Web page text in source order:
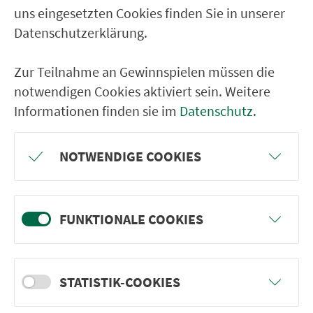
RÜCKFAHRT
Hilpoltstein Mittelschule
Hilpoltstein Bahnhof
Hilpoltstein Allersberger Str.
Heuberg (b.Hilpol.) Staatsstr.
Hilpoltstein Rother Str.
Eichelburg
Heubühl
Birkach/RH ROTHSEE
Abzw. Kronmühle
uns eingesetzten Cookies finden Sie in unserer
Datenschutzerklärung.
Zur Teilnahme an Gewinnspielen müssen die
notwendigen Cookies aktiviert sein. Weitere
Informationen finden sie im Datenschutz.
NOTWENDIGE COOKIES
FUNKTIONALE COOKIES
STATISTIK-COOKIES